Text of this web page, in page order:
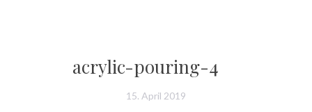
acrylic-pouring-4
15. April 2019